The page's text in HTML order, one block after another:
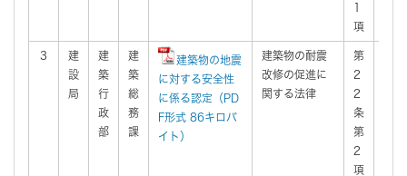
1
項
3
建
設
局
建
築
行
政
部
建
築
総
務
課
建築物の地震
に対する安全性
に係る認定（PD
F形式 86キロバ
イト）
建築物の耐震
改修の促進に
関する法律
第
2
2
条
第
2
項